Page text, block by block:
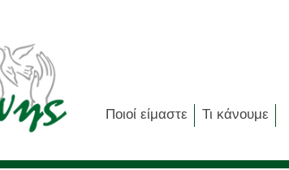
Ποιοί είμαστε Τι κάνουμε